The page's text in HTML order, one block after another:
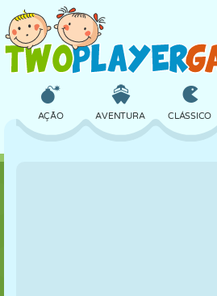
AÇÃO AVENTURA CLÁSSICO